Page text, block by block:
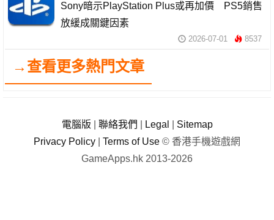
Sony暗示PlayStation Plus或再加價 PS5銷售
放緩成關鍵因素
2026-07-01 8537
→查看更多熱門文章
電腦版 聯絡我們 Legal
Sitemap
Privacy Policy
Terms of Use © 香港手機遊戲網
GameApps.hk 2013-2026